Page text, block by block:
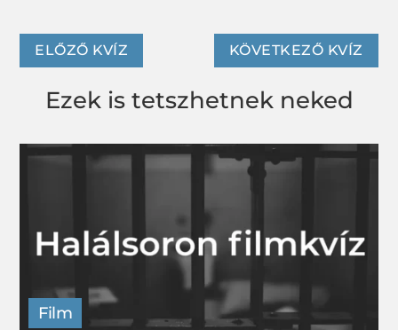
ELŐZŐ KVÍZ KÖVETKEZŐ KVÍZ
Ezek is tetszhetnek neked
Film